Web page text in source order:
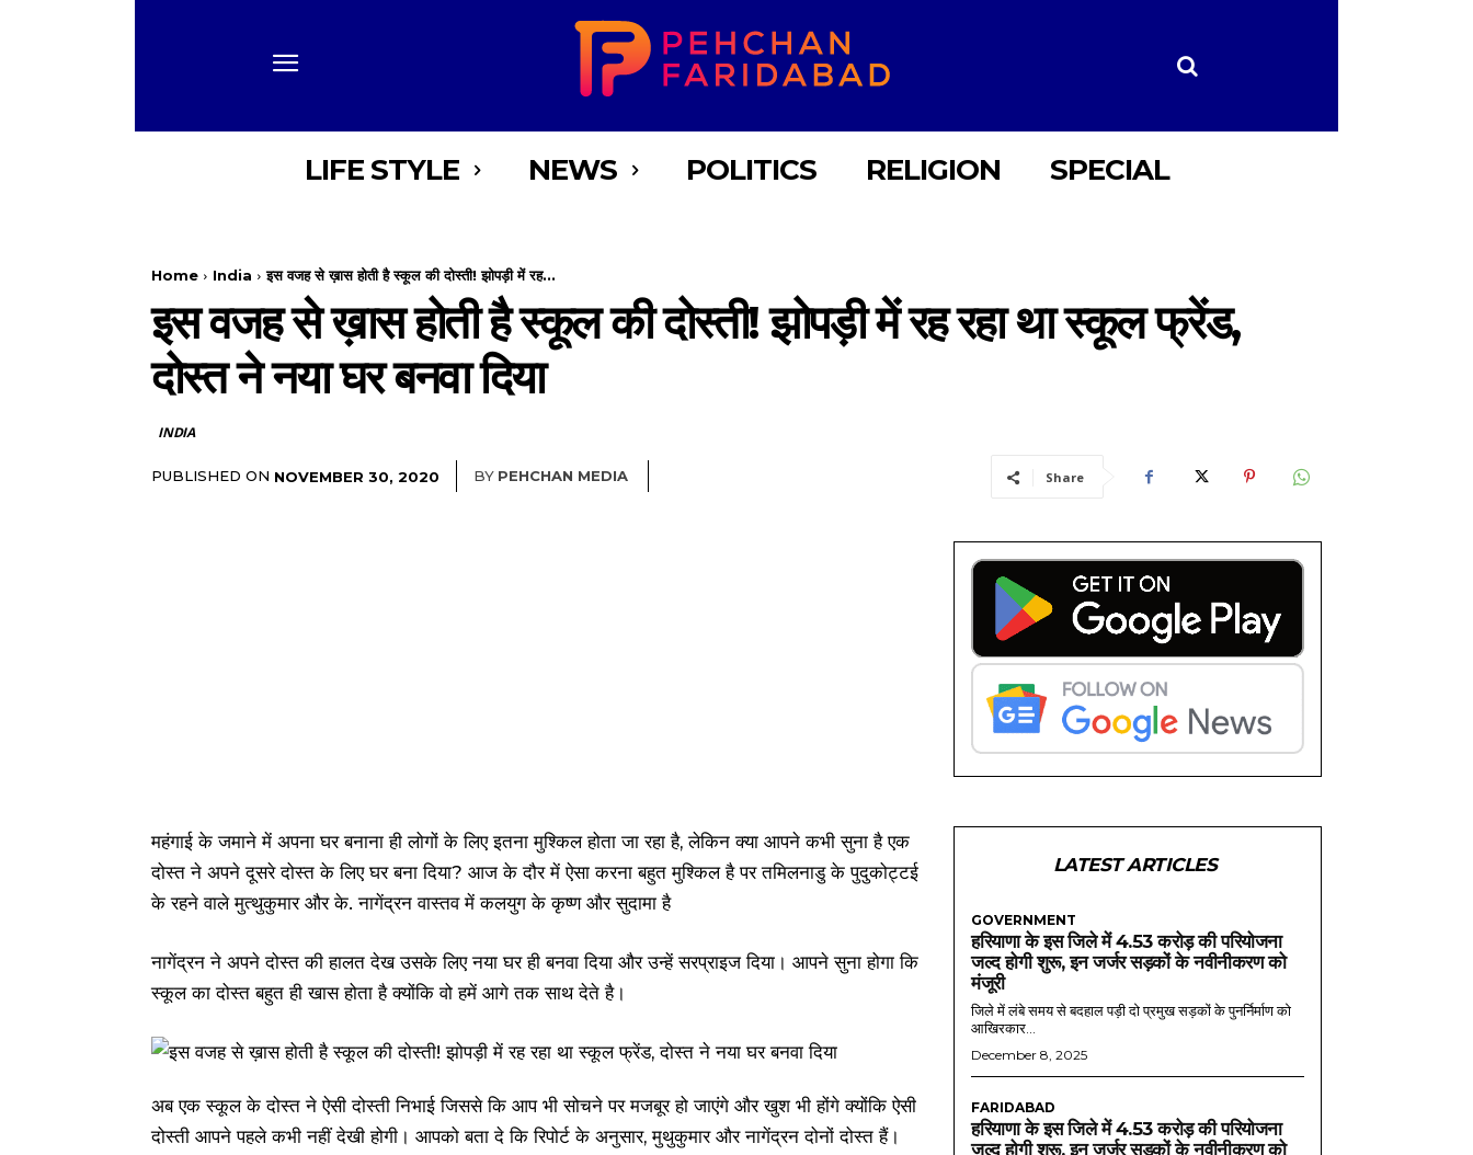
LIFE STYLE NEWS POLITICS RELIGION SPECIAL
Home India इस वजह से ख़ास होती है स्कूल की दोस्ती! झोपड़ी में रह...
इस वजह से ख़ास होती है स्कूल की दोस्ती! झोपड़ी में रह रहा था स्कूल फ्रेंड,
दोस्त ने नया घर बनवा दिया
INDIA
PUBLISHED ON NOVEMBER 30, 2020 BY PEHCHAN MEDIA Share
महंगाई के जमाने में अपना घर बनाना ही लोगों के लिए इतना मुश्किल होता जा रहा है, लेकिन क्या आपने कभी सुना है एक
दोस्त ने अपने दूसरे दोस्त के लिए घर बना दिया? आज के दौर में ऐसा करना बहुत मुश्किल है पर तमिलनाडु के पुदुकोट्टई
के रहने वाले मुत्थुकुमार और के. नागेंद्रन वास्तव में कलयुग के कृष्ण और सुदामा है
नागेंद्रन ने अपने दोस्त की हालत देख उसके लिए नया घर ही बनवा दिया और उन्हें सरप्राइज दिया। आपने सुना होगा कि
स्कूल का दोस्त बहुत ही खास होता है क्योंकि वो हमें आगे तक साथ देते है।
अब एक स्कूल के दोस्त ने ऐसी दोस्ती निभाई जिससे कि आप भी सोचने पर मजबूर हो जाएंगे और खुश भी होंगे क्योंकि ऐसी
दोस्ती आपने पहले कभी नहीं देखी होगी। आपको बता दे कि रिपोर्ट के अनुसार, मुथुकुमार और नागेंद्रन दोनों दोस्त हैं।
LATEST ARTICLES
GOVERNMENT
हरियाणा के इस जिले में 4.53 करोड़ की परियोजना
जल्द होगी शुरू, इन जर्जर सड़कों के नवीनीकरण को
मंजूरी
जिले में लंबे समय से बदहाल पड़ी दो प्रमुख सड़कों के पुनर्निर्माण को
आखिरकार...
December 8, 2025
FARIDABAD
हरियाणा के इस जिले में 4.53 करोड़ की परियोजना
जल्द होगी शुरू, इन जर्जर सड़कों के नवीनीकरण को